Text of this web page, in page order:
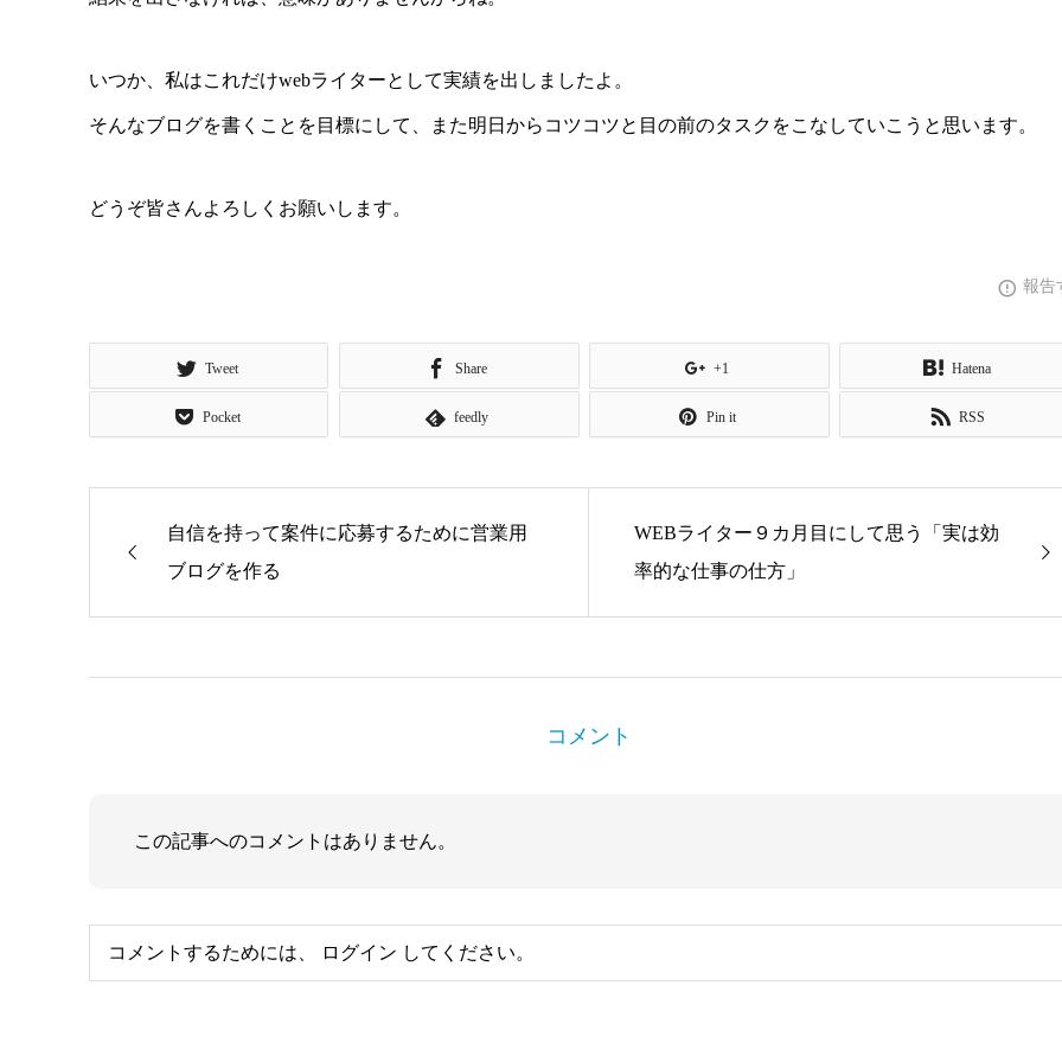
いつか、私はこれだけwebライターとして実績を出しましたよ。
そんなブログを書くことを目標にして、また明日からコツコツと目の前のタスクをこなしていこうと思います。
どうぞ皆さんよろしくお願いします。
報告
Tweet Share +1 Hatena
Pocket feedly Pin it RSS
自信を持って案件に応募するために営業用
ブログを作る
WEBライター９カ月目にして思う「実は効
率的な仕事の仕方」
コメント
この記事へのコメントはありません。
コメントするためには、 ログイン してください。